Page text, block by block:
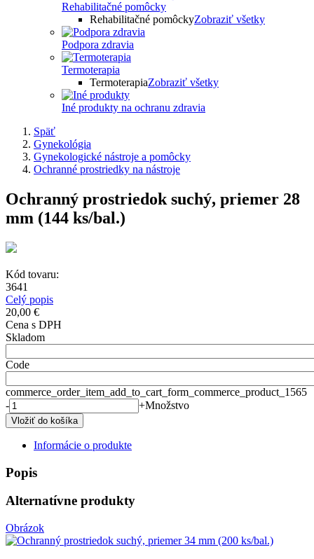
Rehabilitačné pomôcky
Rehabilitačné pomôckyZobraziť všetky
Podpora zdravia
Termoterapia
TermoterapiaZobraziť všetky
Iné produkty na ochranu zdravia
Späť
Gynekológia
Gynekologické nástroje a pomôcky
Ochranné prostriedky na nástroje
Ochranný prostriedok suchý, priemer 28
mm (144 ks/bal.)
Kód tovaru:
3641
Celý popis
20,00 €
Cena s DPH
Skladom
Code
commerce_order_item_add_to_cart_form_commerce_product_1565
-
+Množstvo
Informácie o produkte
Popis
Alternatívne produkty
Obrázok